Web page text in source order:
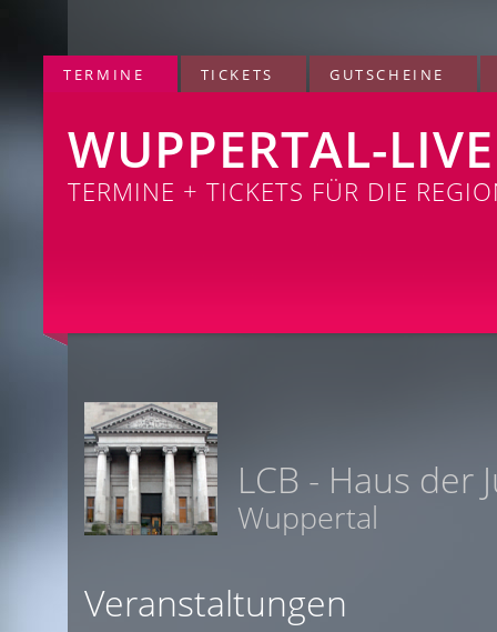
TERMINE TICKETS GUTSCHEINE
WUPPERTAL-LIVE
TERMINE + TICKETS FÜR DIE
LCB - Haus der
Wuppertal
Veranstaltungen